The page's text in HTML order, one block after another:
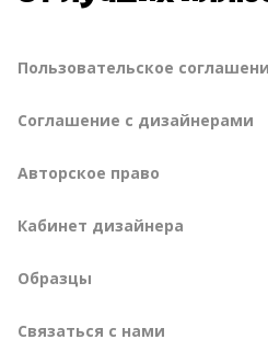
Пользовательское
Соглашение с дизайнерами
Авторское право
Кабинет дизайнера
Образцы
Связаться с нами